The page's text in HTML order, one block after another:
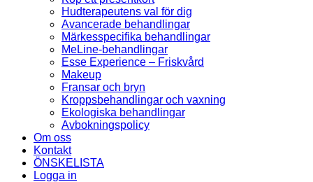
Hudterapeutens val för dig
Avancerade behandlingar
Märkesspecifika behandlingar
MeLine-behandlingar
Esse Experience – Friskvård
Makeup
Fransar och bryn
Kroppsbehandlingar och vaxning
Ekologiska behandlingar
Avbokningspolicy
Om oss
Kontakt
ÖNSKELISTA
Logga in